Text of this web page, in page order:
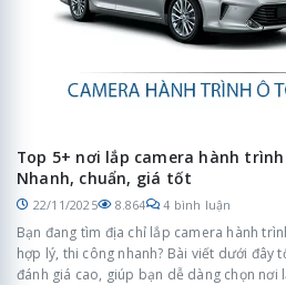
Top 5+ nơi lắp camera hành
Nhanh, chuẩn, giá tốt
22/11/2025 8.864 4 bình luận
Bạn đang tìm địa chỉ lắp camera hành
hợp lý, thi công nhanh? Bài viết dưới đây
đánh giá cao, giúp bạn dễ dàng chọn nơi